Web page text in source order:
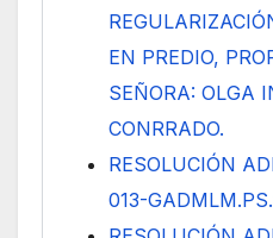
EN PREDIO,
SEÑORA: OLGA
CONRRADO.
RESOLUCIÓN
013-